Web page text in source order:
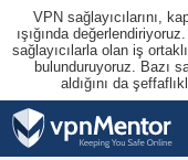
VPN sağlayıcılarını,
ışığında
sağlayıcılarla olan iş
bulunduruyoruz. Bazı
aldığını da